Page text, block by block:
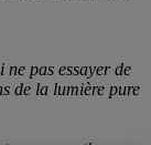
pas essayer de
de la lumière pure